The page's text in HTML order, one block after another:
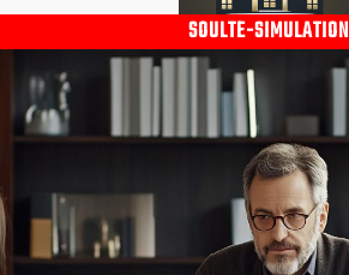
SOULTE-SIMULATION